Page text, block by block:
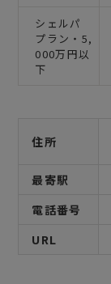
シェルパ
プラン・5,
000万円以
下
住所
最寄駅
電話番号
URL